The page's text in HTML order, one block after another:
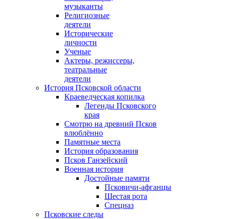
музыканты
Религиозные
деятели
Исторические
личности
Ученые
Актеры, режиссеры,
театральные
деятели
История Псковской области
Краеведческая копилка
Легенды Псковского
края
Смотрю на древний Псков
влюблённо
Памятные места
История образования
Псков Ганзейский
Военная история
Достойные памяти
Псковичи-афганцы
Шестая рота
Спецназ
Псковские следы